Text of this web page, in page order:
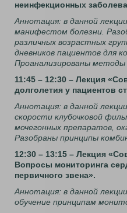
неинфекционных
Аннотация: в данной
манифестом болезни.
различных возрастных
дневников пациентов для
Проанализированы методы
11:45 – 12:30 – Лекция
долголетия у пациентов
Аннотация: в данной
скорости клубочковой
мочегонных препаратов,
Разобраны принципы
12:30 – 13:15 – Лекция
Вопросы мониторинга
первичного звена».
Аннотация: в данной
обучение принципам